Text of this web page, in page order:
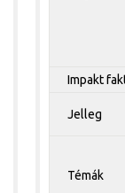
Impakt
Jelleg
Témák